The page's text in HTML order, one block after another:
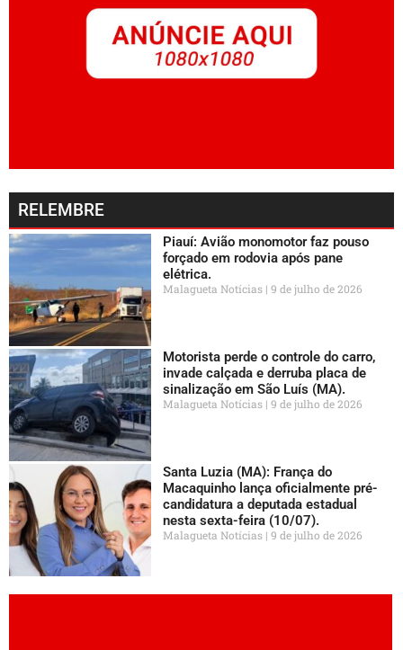
RELEMBRE
Piauí: Avião monomotor faz pouso
forçado em rodovia após pane
elétrica.
Malagueta Notícias 9 de julho de 2026
Motorista perde o controle do carro,
invade calçada e derruba placa de
sinalização em São Luís (MA).
Malagueta Notícias 9 de julho de 2026
Santa Luzia (MA): França do
Macaquinho lança oficialmente pré-
candidatura a deputada estadual
nesta sexta-feira (10/07).
Malagueta Notícias 9 de julho de 2026